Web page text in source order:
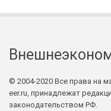
© 2004-2020 Все права на
eer.ru, принадлежат
законодательством РФ.